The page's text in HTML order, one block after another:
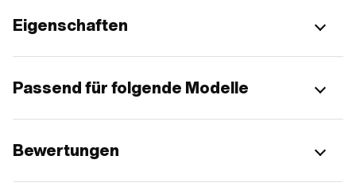
Eigenschaften
Passend für folgende Modelle
Bewertungen